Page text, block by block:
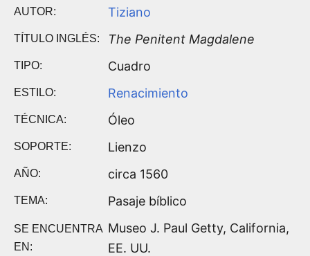
AUTOR: Tiziano
TÍTULO INGLÉS: The Penitent Magdalene
TIPO: Cuadro
ESTILO: Renacimiento
TÉCNICA: Óleo
SOPORTE: Lienzo
AÑO: circa 1560
TEMA: Pasaje bíblico
SE ENCUENTRA
EN:
Museo J. Paul Getty, California,
EE. UU.